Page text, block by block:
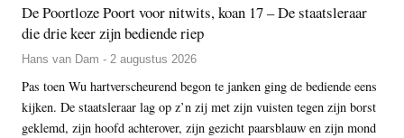
De Poortloze Poort voor nitwits, koan 17 – De staatsleraar
die drie keer zijn bediende riep
Hans van Dam - 2 augustus 2026
Pas toen Wu hartverscheurend begon te janken ging de bediende eens
kijken. De staatsleraar lag op z’n zij met zijn vuisten tegen zijn borst
geklemd, zijn hoofd achterover, zijn gezicht paarsblauw en zijn mond